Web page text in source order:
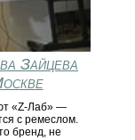
Зайцева
«Z-Лаб» —
с ремеслом.
бренд, не